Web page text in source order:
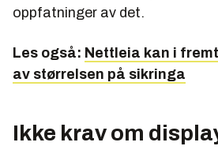
oppfatninger av det.
Les også: Nettleia kan i
av størrelsen på sikringa
Ikke krav om